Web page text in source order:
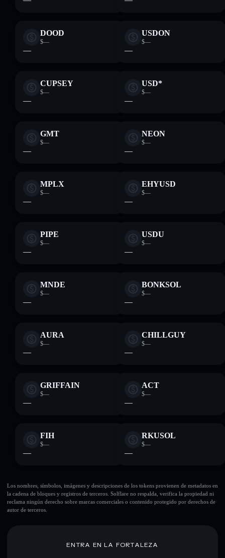
DOOD
$—
—
USDON
$—
—
CUPSEY
$—
—
USD*
$—
—
GMT
$—
—
NEON
$—
—
MPLX
$—
—
EHYUSD
$—
—
PIPE
$—
—
USDU
$—
—
MNDE
$—
—
BONKSOL
$—
—
AURA
$—
—
CHILLGUY
$—
—
GRIFFAIN
$—
—
ACT
$—
—
FIH
$—
—
RKUSOL
$—
—
Los nombres, símbolos, imágenes y descripciones de los tokens provienen de metadatos en
la cadena de bloques y registros de terceros. Solflare no respalda, verifica la propiedad ni
reclama ningún derecho sobre marcas comerciales o contenido protegido por derechos de
autor de terceros.
ENTRA EN LA FORTALEZA